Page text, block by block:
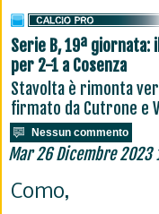
Serie B, 19ª
per 2-1 a Cosenza
Stavolta è rimonta
firmato da Cutrone e
Nessun commento
Mar 26 Dicembre 2023
Como,